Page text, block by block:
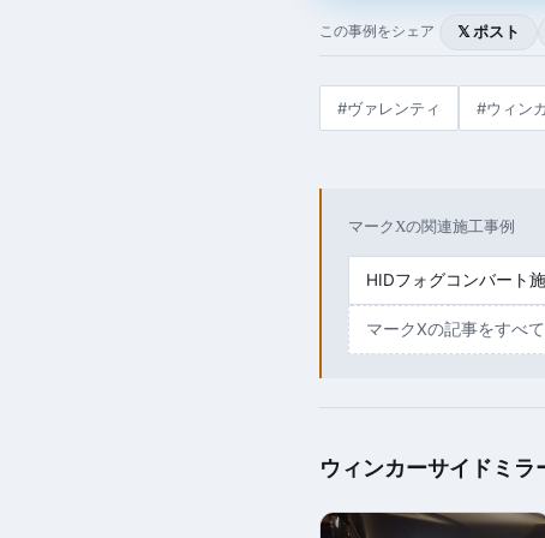
この事例をシェア 𝕏 ポスト
#ヴァレンティ #ウィン
マークXの関連施工事例
HIDフォグコンバート
マークXの記事をすべ
ウィンカーサイドミ